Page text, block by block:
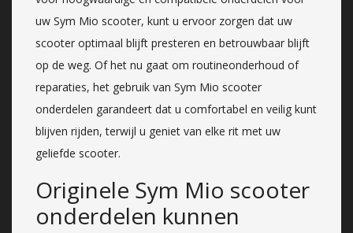
uw Sym Mio scooter, kunt u ervoor zorgen dat uw
scooter optimaal blijft presteren en betrouwbaar blijft
op de weg. Of het nu gaat om routineonderhoud of
reparaties, het gebruik van Sym Mio scooter
onderdelen garandeert dat u comfortabel en veilig kunt
blijven rijden, terwijl u geniet van elke rit met uw
geliefde scooter.
Originele Sym Mio scooter
onderdelen kunnen